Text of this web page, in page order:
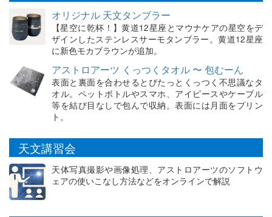
オリジナル 天文タンブラー
【星空に乾杯！】黄道12星座とマウナケアの星空をデ
ザインしたステンレスサーモタンブラー。黄道12星座
に新色モカブラウンが追加。
アストロアーツ くっつくタオル 〜 包むーん
表面と裏面を合わせるとぴたっとくっつく不思議なタ
オル。ペットボトルやスマホ、アイピースやケーブル
等を結び目なしで包んで収納。表面には月面をプリン
ト。
天文講習会
天体写真撮影や画像処理、アストロアーツのソフトウ
ェアの使いこなし方法などをオンラインで解説